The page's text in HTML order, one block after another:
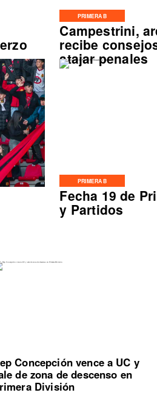
PRIMERA B
Campestrini,
recibe
atajar penales
PRIMERA B
Fecha 19 de
y Partidos
Concepción vence a UC y
de zona de descenso en
División